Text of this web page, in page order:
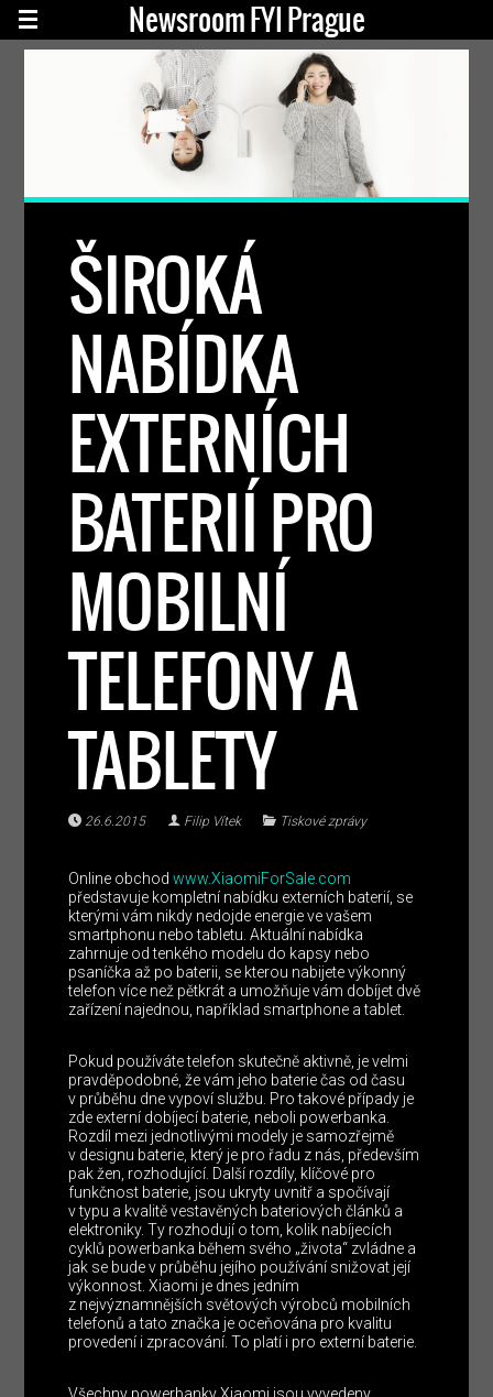
Newsroom FYI Prague
ŠIROKÁ
NABÍDKA
EXTERNÍCH
BATERIÍ PRO
MOBILNÍ
TELEFONY A
TABLETY
26.6.2015 Filip Vítek Tiskové zprávy
Online obchodwww.XiaomiForSale.com
představuje kompletní nabídku externích baterií, se
kterými vám nikdy nedojde energie ve vašem
smartphonu nebo tabletu. Aktuální nabídka
zahrnuje od tenkého modelu do kapsy nebo
psaníčka až po baterii, se kterou nabijete výkonný
telefon více než pětkrát a umožňuje vám dobíjet dvě
zařízení najednou, například smartphone a tablet.
Pokud používáte telefon skutečně aktivně, je velmi
pravděpodobné, že vám jeho baterie čas od času
v průběhu dne vypoví službu. Pro takové případy je
zde externí dobíjecí baterie, neboli powerbanka.
Rozdíl mezi jednotlivými modely je samozřejmě
v designu baterie, který je pro řadu z nás, především
pak žen, rozhodující. Další rozdíly, klíčové pro
funkčnost baterie, jsou ukryty uvnitř a spočívají
v typu a kvalitě vestavěných bateriových článků a
elektroniky. Ty rozhodují o tom, kolik nabíjecích
cyklů powerbanka během svého „života“ zvládne a
jak se bude v průběhu jejího používání snižovat její
výkonnost. Xiaomi je dnes jedním
z nejvýznamnějších světových výrobců mobilních
telefonů a tato značka je oceňována pro kvalitu
provedení i zpracování. To platí i pro externí baterie.
Všechny powerbanky Xiaomi jsou vyvedeny